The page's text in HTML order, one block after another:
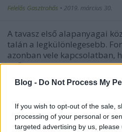
Blog - Do Not Process My
If you wish to opt-out of the sale,
processing of your personal or
targeted advertising by us,
Felelős Gasztrohős • 2019. március 30.
A tavasz első alapanyagai
talán a legkülönlegesebb.
azonban vele kapcsolatban,
gyűjtés alkalmával könnyen
gyöngyvirággal. Ezt ki tudjuk
ujjunk között